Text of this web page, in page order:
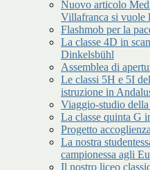
Nuovo articolo
Villafranca si vuole
Flashmob per la
La classe 4D in
Dinkelsbühl
Assemblea di
Le classi 5H e 5I
istruzione in
Viaggio-studio
La classe quinta G
Progetto
La nostra
campionessa agli
Il nostro liceo